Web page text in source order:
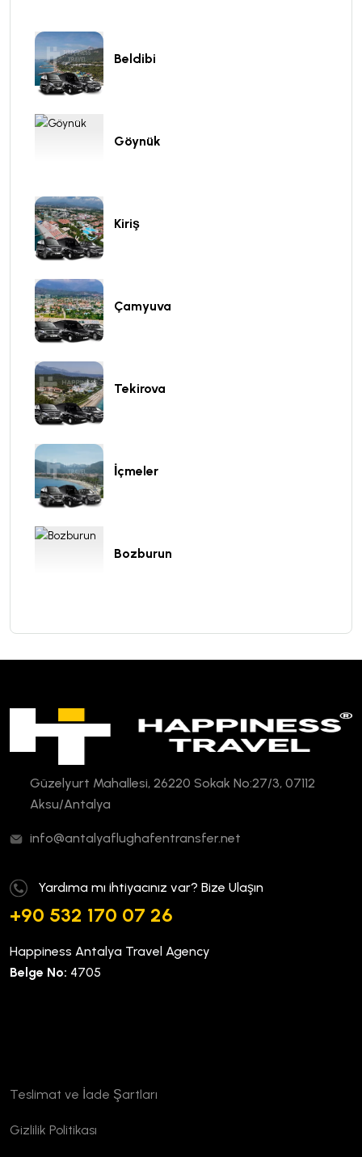
Beldibi
Göynük
Kiriş
Çamyuva
Tekirova
İçmeler
Bozburun
Güzelyurt Mahallesi, 26220 Sokak No:27/3, 07112
Aksu/Antalya
info@antalyaflughafentransfer.net
Yardıma mı ihtiyacınız var? Bize Ulaşın
+90 532 170 07 26
Happiness Antalya Travel Agency
Belge No: 4705
Teslimat ve İade Şartları
Gizlilik Politikası